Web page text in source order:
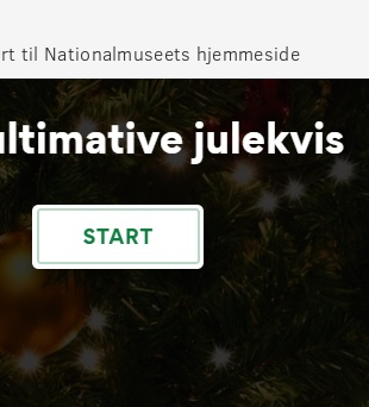
til Nationalmuseets hjemmeside